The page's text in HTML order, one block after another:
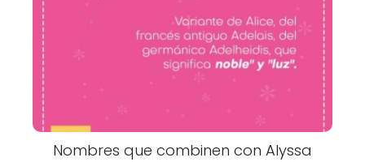
Nombres que combinen con Alyssa